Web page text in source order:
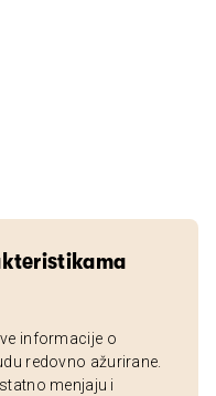
informacije o
redovno ažurirane.
menjaju i